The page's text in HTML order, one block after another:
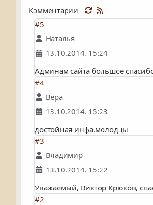
Комментарии
#5
Наталья
13.10.2014, 15:24
Админам сайта большое
#4
Вера
13.10.2014, 15:23
достойная инфа.молодцы
#3
Владимир
13.10.2014, 15:22
Уважаемый, Виктор Крюков,
#2